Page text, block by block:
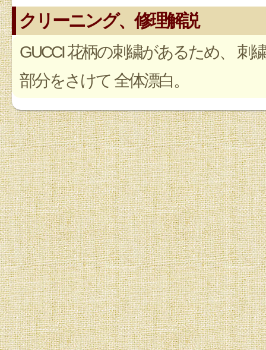
クリーニング、修理解説
GUCCI 花柄の刺繍があるため、 刺繍
部分をさけて 全体漂白。